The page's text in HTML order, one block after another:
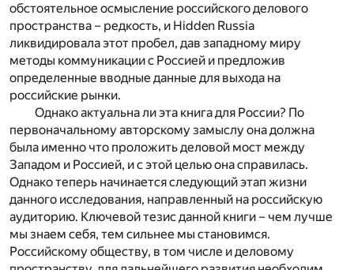
обстоятельное осмысление российского делового
пространства – редкость, и Hidden Russia
ликвидировала этот пробел, дав западному миру
методы коммуникации с Россией и предложив
определенные вводные данные для выхода на
российские рынки.
Однако актуальна ли эта книга для России? По
первоначальному авторскому замыслу она должна
была именно что проложить деловой мост между
Западом и Россией, и с этой целью она справилась.
Однако теперь начинается следующий этап жизни
данного исследования, направленный на российскую
аудиторию. Ключевой тезис данной книги – чем лучше
мы знаем себя, тем сильнее мы становимся.
Российскому обществу, в том числе и деловому